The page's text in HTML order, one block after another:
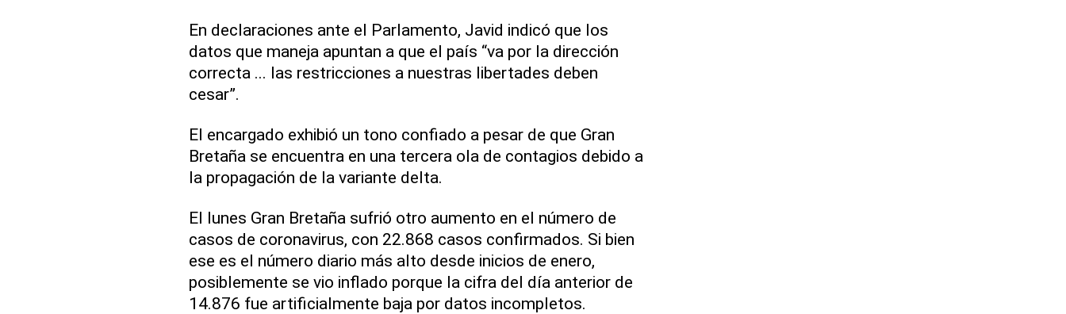
En declaraciones ante el Parlamento, Javid indicó que los
datos que maneja apuntan a que el país “va por la dirección
correcta ... las restricciones a nuestras libertades deben
cesar”.
El encargado exhibió un tono confiado a pesar de que Gran
Bretaña se encuentra en una tercera ola de contagios debido a
la propagación de la variante delta.
El lunes Gran Bretaña sufrió otro aumento en el número de
casos de coronavirus, con 22.868 casos confirmados. Si bien
ese es el número diario más alto desde inicios de enero,
posiblemente se vio inflado porque la cifra del día anterior de
14.876 fue artificialmente baja por datos incompletos.